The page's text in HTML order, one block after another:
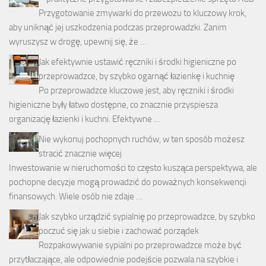
Przygotowanie zmywarki do przewozu to kluczowy krok,
aby uniknąć jej uszkodzenia podczas przeprowadzki. Zanim
wyruszysz w drogę, upewnij się, że …
Jak efektywnie ustawić ręczniki i środki higieniczne po
przeprowadzce, by szybko ogarnąć łazienkę i kuchnię
Po przeprowadzce kluczowe jest, aby ręczniki i środki
higieniczne były łatwo dostępne, co znacznie przyspiesza
organizację łazienki i kuchni. Efektywne …
Nie wykonuj pochopnych ruchów, w ten sposób możesz
stracić znacznie więcej
Inwestowanie w nieruchomości to często kusząca perspektywa, ale
pochopne decyzje mogą prowadzić do poważnych konsekwencji
finansowych. Wiele osób nie zdaje …
Jak szybko urządzić sypialnię po przeprowadzce, by szybko
poczuć się jak u siebie i zachować porządek
Rozpakowywanie sypialni po przeprowadzce może być
przytłaczające, ale odpowiednie podejście pozwala na szybkie i